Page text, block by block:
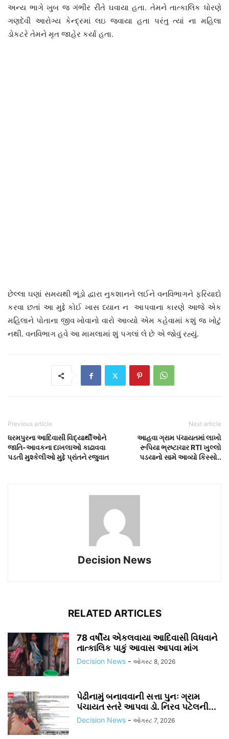
અન્ય ભાગે ખુબ જ ગંભીર રીતે ઘવાયા હતા. તેમને તાત્કાલિક ધોરણે
ગણદેવી આરોગ્ય કેન્દ્રમાં લઇ જવાયા હતા પરંતુ ત્યાં ના મહિલા
ડોકટરે તેમને મૃત જાહેર કર્યા હતા.
છેલ્લા ઘણાં સમયથી ભૂંડો દ્વારા નુકશાનને લઈને વનવિભાગને ફરિયાદો
કરવા છતાં આ મુદ્દે કોઈ ખાસ ધ્યાન ન આપવાના કારણે આજે એક
મહિલાને પોતાના જીવ ખોવાનો વારો આવ્યો એમ કહેવામાં કશું જ ખોટું
નથી. વનવિભાગ હવે આ મામલામાં શું પગલાં લે છે એ જોવું રહ્યું.
Previous article
ધરમપુરના આદિવાસી વિદ્યાર્થીઓને
જાતિ-આવકના દાખલાઓ કાઢાવવા
પડતી મુશ્કેલીઓ મુદ્દે પ્રાંતને રજુવાત
Next article
આહવા ગ્રામ પંચાયતમાં લાખો
રૂપિયા ભ્રષ્ટાચાર RTI ખુલ્લો
પડયાનો સામે આવ્યો કિસ્સો..
Decision News
RELATED ARTICLES
78 વર્ષીય એકલવાયા આદિવાસી વિધવાને
તાત્કાલિક પાકું આવાસ આપવા માંગ
Decision News - ઓગસ્ટ 8, 2026
પેઢીનામું બનાવવાની સત્તા પુનઃ ગ્રામ
પંચાયત સ્તરે આપવા ડો. નિરવ પટેલની...
Decision News - ઓગસ્ટ 7, 2026